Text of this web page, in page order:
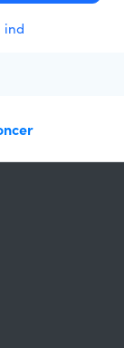
ind